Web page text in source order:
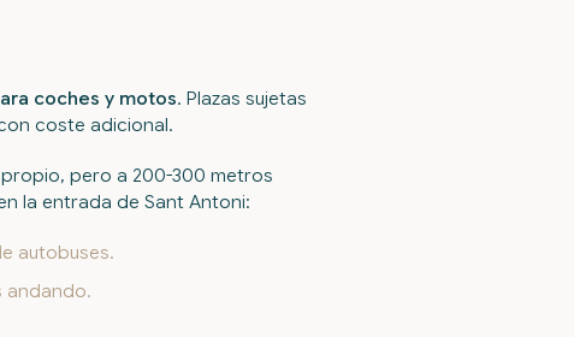
coches y motos. Plazas sujetas
coste adicional.
pero a 200-300 metros
la entrada de Sant Antoni:
autobuses.
andando.